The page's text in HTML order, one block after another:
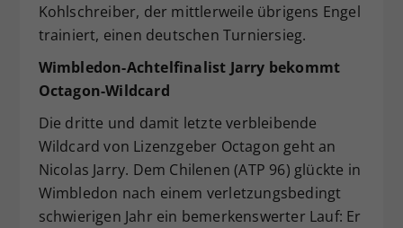
Kohlschreiber, der mittlerweile übrigens Engel
trainiert, einen deutschen Turniersieg.
Wimbledon-Achtelfinalist Jarry bekommt
Octagon-Wildcard
Die dritte und damit letzte verbleibende
Wildcard von Lizenzgeber Octagon geht an
Nicolas Jarry. Dem Chilenen (ATP 96) glückte in
Wimbledon nach einem verletzungsbedingt
schwierigen Jahr ein bemerkenswerter Lauf: Er